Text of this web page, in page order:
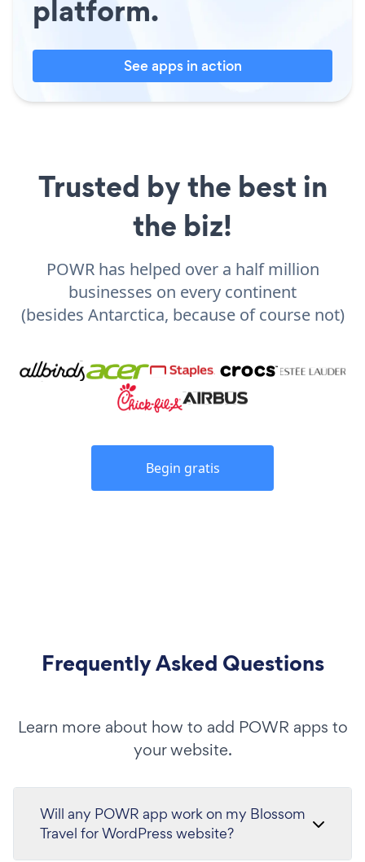
platform.
See apps in action
Trusted by the best in
the biz!
POWR has helped over a half million
businesses on every continent
(besides Antarctica, because of course not)
Begin gratis
Frequently Asked Questions
Learn more about how to add POWR apps to
your website.
Will any POWR app work on my Blossom
Travel for WordPress website?